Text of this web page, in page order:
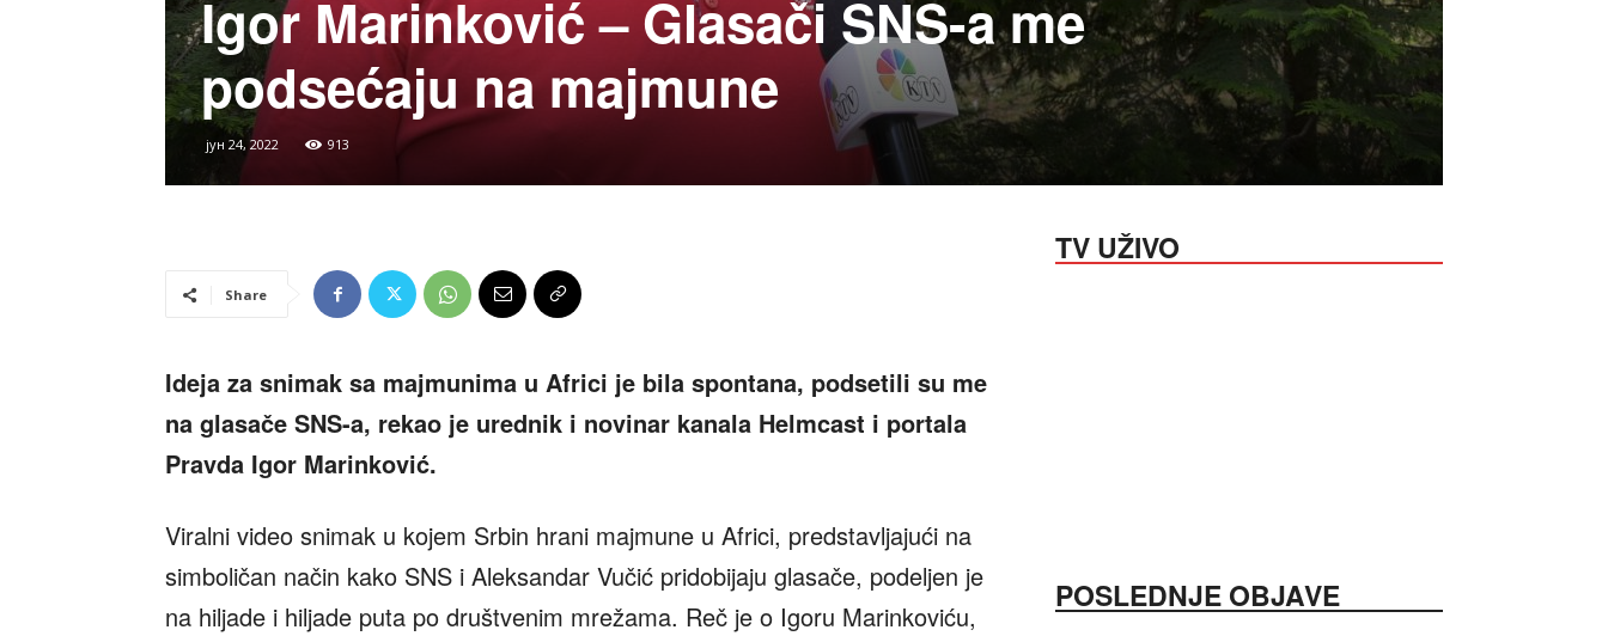
Igor Marinković – Glasači SNS-a me
podsećaju na majmune
јун 24, 2022 913
Share
Ideja za snimak sa majmunima u Africi je bila spontana, podsetili su me
na glasače SNS-a, rekao je urednik i novinar kanala Helmcast i portala
Pravda Igor Marinković.
Viralni video snimak u kojem Srbin hrani majmune u Africi, predstavljajući na
simboličan način kako SNS i Aleksandar Vučić pridobijaju glasače, podeljen je
na hiljade i hiljade puta po društvenim mrežama. Reč je o Igoru Marinkoviću,
TV UŽIVO
POSLEDNJE OBJAVE